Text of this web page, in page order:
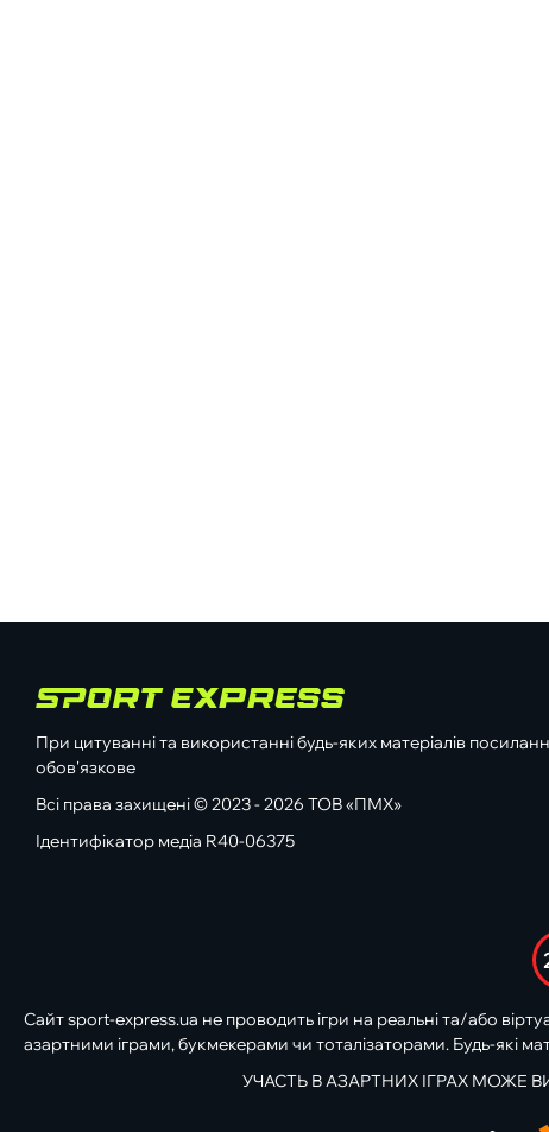
При цитуванні та використанні будь-яких матеріалів
обов'язкове
Всі права захищені © 2023 - 2026 ТОВ «ПМХ»
Ідентифікатор медіа R40-06375
Сайт sport-express.ua не проводить ігри на реальні та/або
азартними іграми, букмекерами чи тоталізаторами. Будь-які
УЧАСТЬ В АЗАРТНИХ ІГРАХ МОЖЕ